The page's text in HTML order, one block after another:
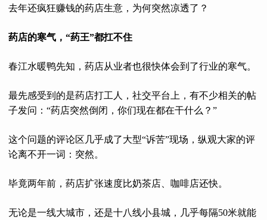
去年还疯狂赚钱的药店生意，为何突然凉透了？
药店的寒气，“药王”都扛不住
春江水暖鸭先知，药店从业者也很快体会到了行业的寒气。
最先感受到的是药店打工人，社交平台上，有不少相关的帖
子发问：“药店突然倒闭，你们现在都在干什么？”
这个问题的评论区几乎成了大型“诉苦”现场，纵观大家的评
论离不开一词：突然。
毕竟两年前，药店扩张速度比奶茶店、咖啡店还快。
无论是一线大城市，还是十八线小县城，几乎每隔50米就能